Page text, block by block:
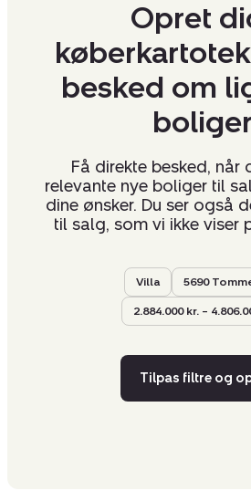
Opret
besked om
Få direkte besked, når
relevante nye boliger til
dine ønsker. Du ser også
til salg, som vi ikke viser
Villa 5690
2.884.000 kr. –
Tilpas filtre og